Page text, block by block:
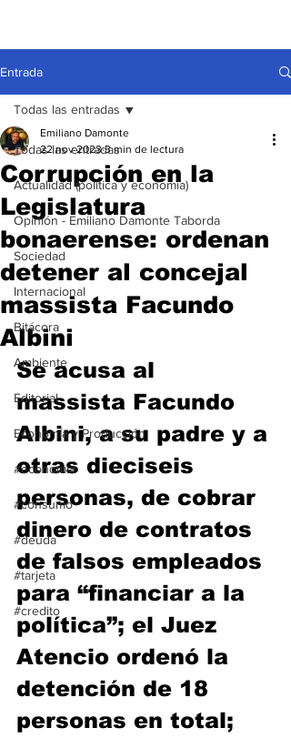
Entrada
Todas las entradas
Actualidad (política y economía)
Opinión - Emiliano Damonte Taborda
Sociedad
Internacional
Bitácora
Ambiente
Editorial
Economía y Producción
#economia
#consumo
#deuda
#tarjeta
#credito
Todas las entradas
Corrupción en la
Legislatura
bonaerense: ordenan
detener al concejal
massista Facundo
Albini
Emiliano Damonte
22 nov 2023 3 min de lectura
Se acusa al
massista Facundo
Albini, a su padre y a
otras dieciseis
personas, de cobrar
dinero de contratos
de falsos empleados
para “financiar a la
política”; el Juez
Atencio ordenó la
detención de 18
personas en total;